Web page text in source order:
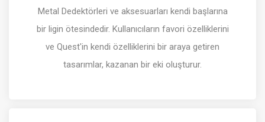
Metal Dedektörleri ve aksesuarları kendi başlarına
bir ligin ötesindedir. Kullanıcıların favori özelliklerini
ve Quest'in kendi özelliklerini bir araya getiren
tasarımlar, kazanan bir eki oluşturur.